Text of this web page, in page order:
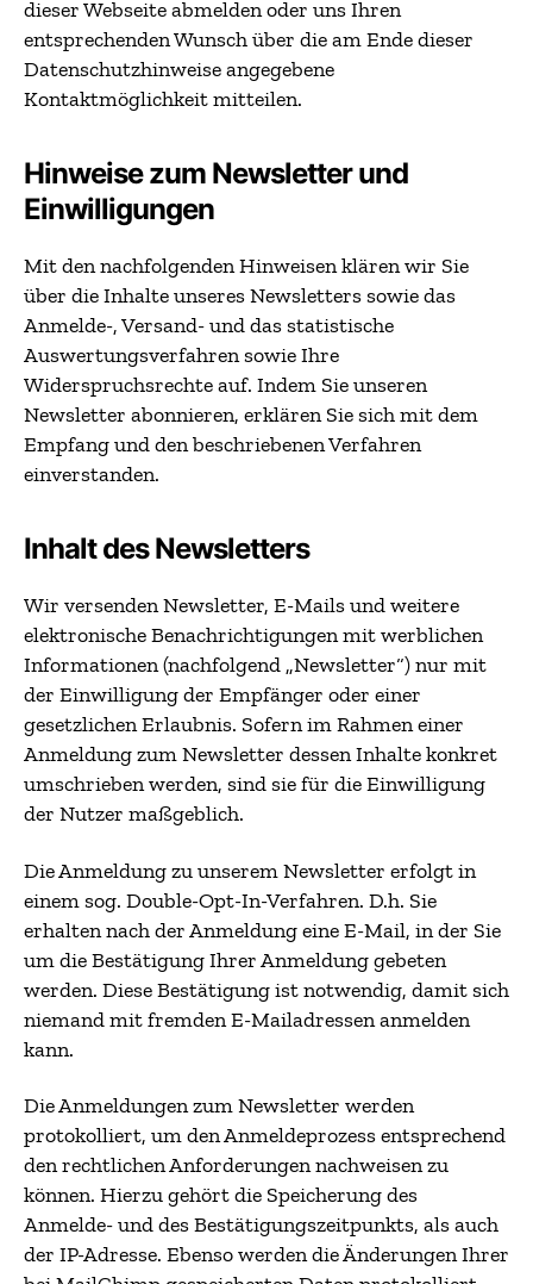
dieser Webseite abmelden oder uns Ihren
entsprechenden Wunsch über die am Ende dieser
Datenschutzhinweise angegebene
Kontaktmöglichkeit mitteilen.
Hinweise zum Newsletter und
Einwilligungen
Mit den nachfolgenden Hinweisen klären wir Sie
über die Inhalte unseres Newsletters sowie das
Anmelde-, Versand- und das statistische
Auswertungsverfahren sowie Ihre
Widerspruchsrechte auf. Indem Sie unseren
Newsletter abonnieren, erklären Sie sich mit dem
Empfang und den beschriebenen Verfahren
einverstanden.
Inhalt des Newsletters
Wir versenden Newsletter, E-Mails und weitere
elektronische Benachrichtigungen mit werblichen
Informationen (nachfolgend „Newsletter“) nur mit
der Einwilligung der Empfänger oder einer
gesetzlichen Erlaubnis. Sofern im Rahmen einer
Anmeldung zum Newsletter dessen Inhalte konkret
umschrieben werden, sind sie für die Einwilligung
der Nutzer maßgeblich.
Die Anmeldung zu unserem Newsletter erfolgt in
einem sog. Double-Opt-In-Verfahren. D.h. Sie
erhalten nach der Anmeldung eine E-Mail, in der Sie
um die Bestätigung Ihrer Anmeldung gebeten
werden. Diese Bestätigung ist notwendig, damit sich
niemand mit fremden E-Mailadressen anmelden
kann.
Die Anmeldungen zum Newsletter werden
protokolliert, um den Anmeldeprozess entsprechend
den rechtlichen Anforderungen nachweisen zu
können. Hierzu gehört die Speicherung des
Anmelde- und des Bestätigungszeitpunkts, als auch
der IP-Adresse. Ebenso werden die Änderungen Ihrer